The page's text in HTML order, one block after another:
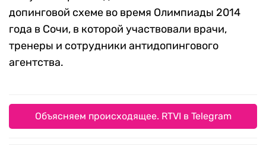
допинговой схеме во время Олимпиады 2014
года в Сочи, в которой участвовали врачи,
тренеры и сотрудники антидопингового
агентства.
Объясняем происходящее. RTVI в Telegram